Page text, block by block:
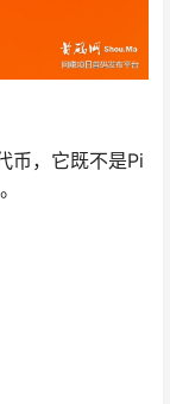
币，它既不是Pi